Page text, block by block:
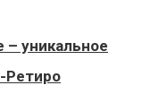
уникальное
Ретиро